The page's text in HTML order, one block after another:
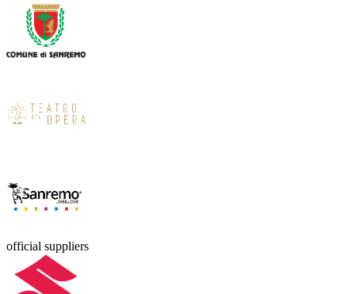
official suppliers